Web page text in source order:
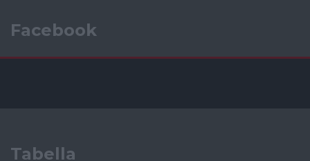
Facebook
Tabella